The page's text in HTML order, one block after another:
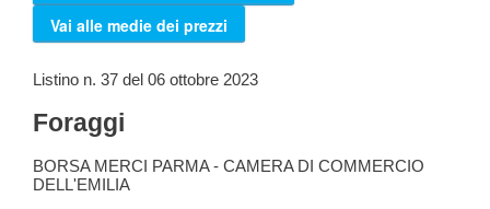
Vai alle medie dei prezzi
Listino n. 37 del 06 ottobre 2023
Foraggi
BORSA MERCI PARMA - CAMERA DI COMMERCIO
DELL'EMILIA